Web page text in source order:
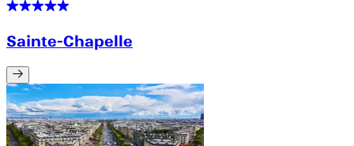
Sainte-Chapelle